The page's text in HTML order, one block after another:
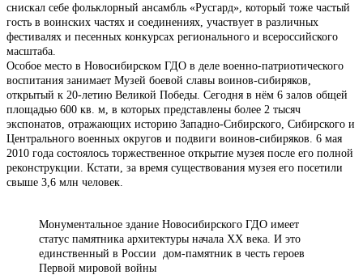
снискал себе фольклорный ансамбль «Русгард», который тоже частый
гость в воинских частях и соединениях, участвует в различных
фестивалях и песенных конкурсах регионального и всероссийского
масштаба.
Особое место в Новосибирском ГДО в деле военно-патриотического
воспитания занимает Музей боевой славы воинов-сибиряков,
открытый к 20-летию Великой Победы. Сегодня в нём 6 залов общей
площадью 600 кв. м, в которых представлены более 2 тысяч
экспонатов, отражающих историю Западно-Сибирского, Сибирского и
Центрального военных округов и подвиги воинов-сибиряков. 6 мая
2010 года состоялось торжественное открытие музея после его полной
реконструкции. Кстати, за время существования музея его посетили
свыше 3,6 млн человек.
Монументальное здание Новосибирского ГДО имеет
статус памятника архитектуры начала XX века. И это
единственный в России дом-памятник в честь героев
Первой мировой войны